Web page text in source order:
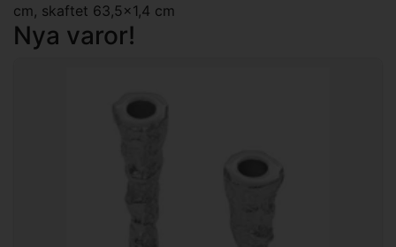
cm, skaftet 63,5x1,4 cm
Nya varor!